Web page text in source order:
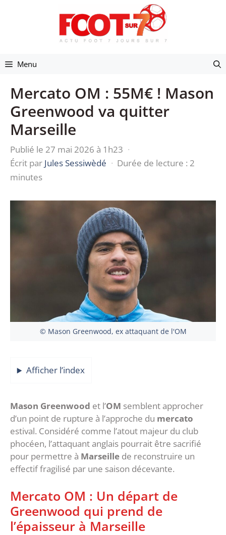
Menu
Mercato OM : 55M€ ! Mason
Greenwood va quitter
Marseille
Publié le 27 mai 2026 à 1h23 ·
Écrit par Jules Sessiwèdé · Durée de lecture : 2
minutes
© Mason Greenwood, ex attaquant de l'OM
Afficher l’index
Mason Greenwood et l’OM semblent approcher
d’un point de rupture à l’approche du mercato
estival. Considéré comme l’atout majeur du club
phocéen, l’attaquant anglais pourrait être sacrifié
pour permettre à Marseille de reconstruire un
effectif fragilisé par une saison décevante.
‎Mercato OM : Un départ de
Greenwood qui prend de
l’épaisseur à Marseille